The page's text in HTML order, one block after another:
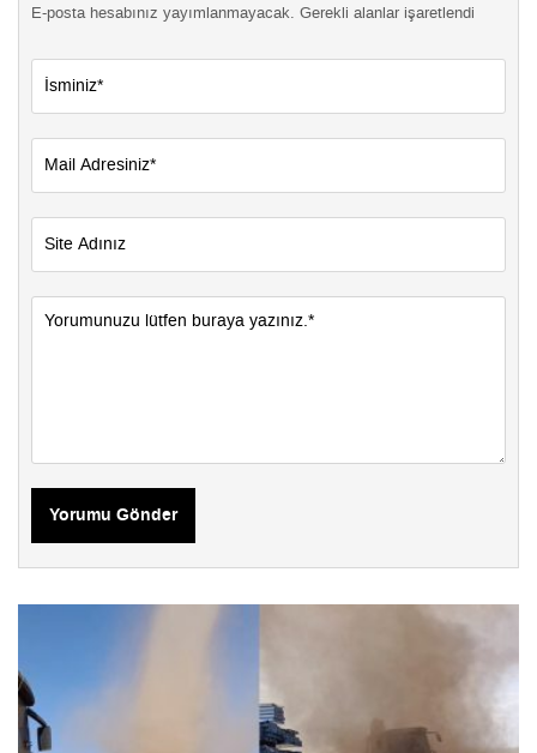
E-posta hesabınız yayımlanmayacak. Gerekli alanlar işaretlendi
Yorumu Gönder